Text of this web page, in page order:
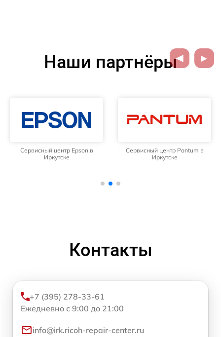
Наши партнёры
Сервисный центр Epson в
Иркутске
Сервисный центр Pantum в
Иркутске
Контакты
+7 (395) 278-33-61
Ежедневно с 9:00 до 21:00
info@irk.ricoh-repair-center.ru